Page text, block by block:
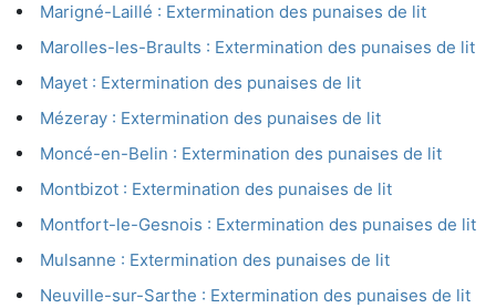
Marigné-Laillé : Extermination des punaises de lit
Marolles-les-Braults : Extermination des punaises de lit
Mayet : Extermination des punaises de lit
Mézeray : Extermination des punaises de lit
Moncé-en-Belin : Extermination des punaises de lit
Montbizot : Extermination des punaises de lit
Montfort-le-Gesnois : Extermination des punaises de lit
Mulsanne : Extermination des punaises de lit
Neuville-sur-Sarthe : Extermination des punaises de lit